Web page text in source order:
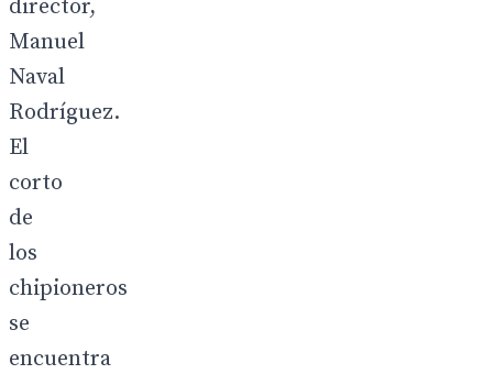
director,
Manuel
Naval
Rodríguez.
El
corto
de
los
chipioneros
se
encuentra